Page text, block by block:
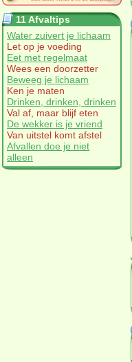
11 Afvaltips
Water zuivert je lichaam
Let op je voeding
Eet met regelmaat
Wees een doorzetter
Beweeg je lichaam
Ken je maten
Drinken, drinken, drinken
Val af, maar blijf eten
De wekker is je vriend
Van uitstel komt afstel
Afvallen doe je niet
alleen